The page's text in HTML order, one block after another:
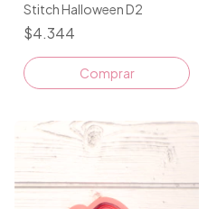
Stitch Halloween D2
$4.344
Comprar